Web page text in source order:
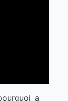
la